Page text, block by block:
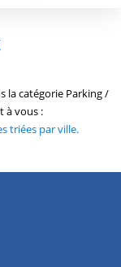
de critères
la catégorie Parking /
à vous :
triées par ville.